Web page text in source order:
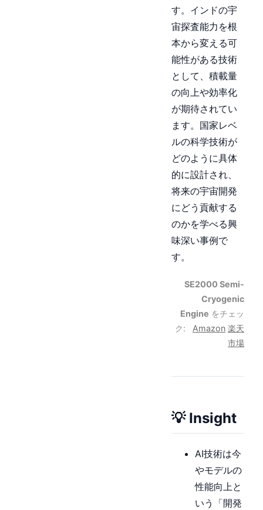
す。インドの宇
宙探査能力を根
本から変える可
能性がある技術
として、積載量
の向上や効率化
が期待されてい
ます。国家レベ
ルの科学技術が
どのように具体
的に設計され、
将来の宇宙開発
にどう貢献する
のかを学べる興
味深い事例で
す。
SE2000 Semi-
Cryogenic
Engine をチェッ
ク:
Amazon 楽天
市場
💡 Insight
AI技術は今
やモデルの
性能向上と
いう「開発